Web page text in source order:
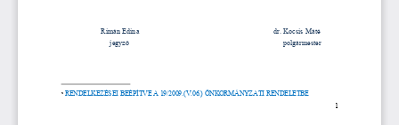
Rimán Edina
dr. Kocsis Máté
   jegyző
   polgármester
 RENDELKEZÉSEI BEÉPÍTVE A 19/2009.(V.06.) ÖNKORMÁNYZATI RENDELETBE
1